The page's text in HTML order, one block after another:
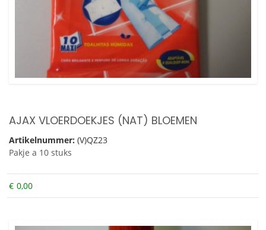
AJAX VLOERDOEKJES (NAT) BLOEMEN
Artikelnummer: (V)QZ23
Pakje a 10 stuks
€ 0,00